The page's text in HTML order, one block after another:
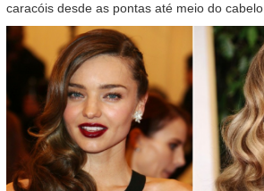
caracóis desde as pontas até meio do cabelo.